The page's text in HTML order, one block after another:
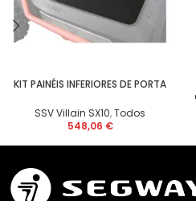
KIT PAINÉIS INFERIORES DE PORTA
SSV Villain SX10,Todos
548,06 €